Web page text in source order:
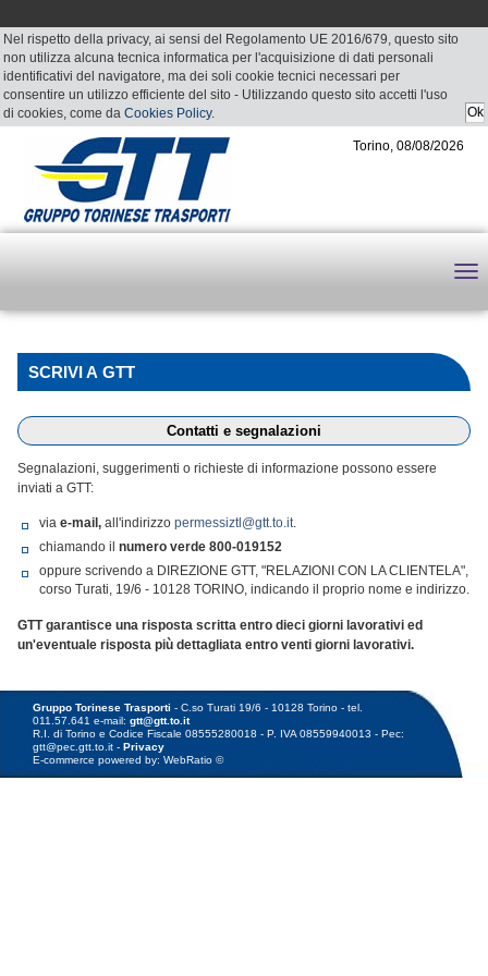
Nel rispetto della privacy, ai sensi del Regolamento UE 2016/679, questo sito
non utilizza alcuna tecnica informatica per l'acquisizione di dati personali
identificativi del navigatore, ma dei soli cookie tecnici necessari per
consentire un utilizzo efficiente del sito - Utilizzando questo sito accetti l'uso
di cookies, come da Cookies Policy.
Torino, 08/08/2026
SCRIVI A GTT
Contatti e segnalazioni
Segnalazioni, suggerimenti o richieste di informazione possono essere
inviati a GTT:
via e-mail, all'indirizzo permessiztl@gtt.to.it.
chiamando il numero verde 800-019152
oppure scrivendo a DIREZIONE GTT, "RELAZIONI CON LA CLIENTELA",
corso Turati, 19/6 - 10128 TORINO, indicando il proprio nome e indirizzo.
GTT garantisce una risposta scritta entro dieci giorni lavorativi ed
un'eventuale risposta più dettagliata entro venti giorni lavorativi.
Gruppo Torinese Trasporti - C.so Turati 19/6 - 10128 Torino - tel.
011.57.641 e-mail:gtt@gtt.to.it
R.I. di Torino e Codice Fiscale 08555280018 - P. IVA 08559940013 - Pec:
gtt@pec.gtt.to.it -Privacy
E-commerce powered by: WebRatio ©